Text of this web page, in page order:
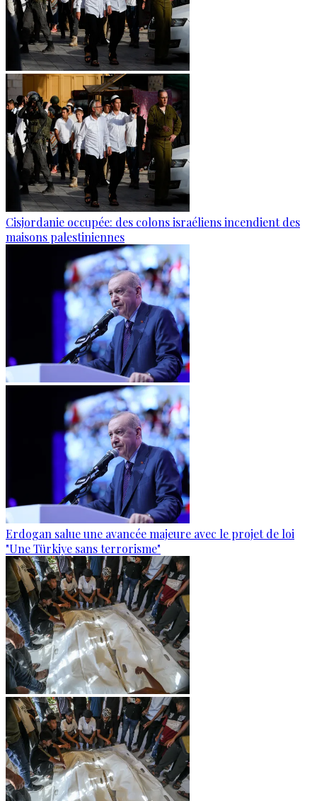
Cisjordanie occupée: des colons israéliens incendient des
maisons palestiniennes
Erdogan salue une avancée majeure avec le projet de loi
"Une Türkiye sans terrorisme"